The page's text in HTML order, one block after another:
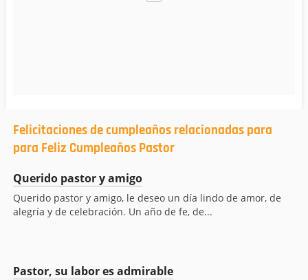
Felicitaciones de cumpleaños relacionadas para
para Feliz Cumpleaños Pastor
Querido pastor y amigo
Querido pastor y amigo, le deseo un día lindo de amor, de
alegría y de celebración. Un año de fe, de...
Pastor, su labor es admirable